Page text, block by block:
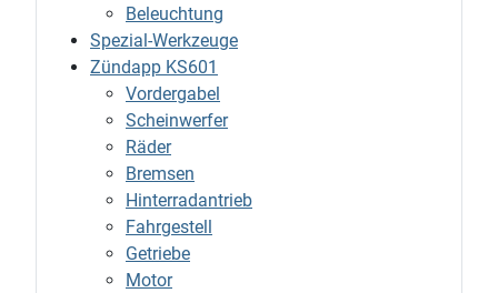
Beleuchtung
Spezial-Werkzeuge
Zündapp KS601
Vordergabel
Scheinwerfer
Räder
Bremsen
Hinterradantrieb
Fahrgestell
Getriebe
Motor